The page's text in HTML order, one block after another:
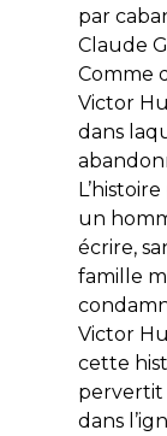
par
Claude
Comme
Victor
dans
un
écrire,
famille
Victor
cette
pervertit
dans